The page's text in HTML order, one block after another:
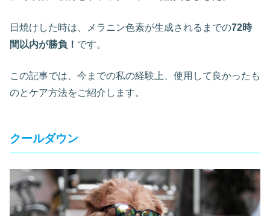
日焼けした時は、メラニン色素が生成されるまでの72時
間以内が勝負！ です。
この記事では、今までの私の経験上、使用して良かったも
のとケア方法をご紹介します。
クールダウン